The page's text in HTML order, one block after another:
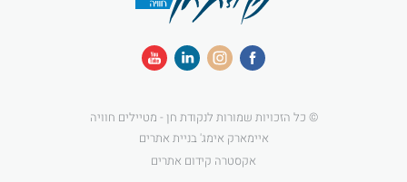
© כל הזכויות שמורות לנקודת חן - מטיילים חוויה
איימארק אימג' בניית אתרים
אקסטרה קידום אתרים